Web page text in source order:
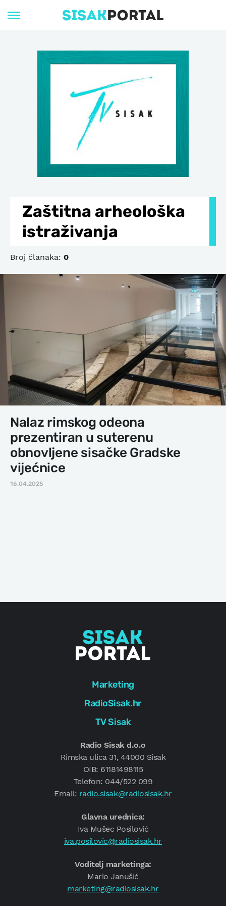
Zaštitna arheološka
istraživanja
Broj članaka: 0
Nalaz rimskog odeona
prezentiran u suterenu
obnovljene sisačke Gradske
vijećnice
16.04.2025
Marketing
RadioSisak.hr
TV Sisak
Radio Sisak d.o.o
Rimska ulica 31, 44000 Sisak
OIB: 61181498115
Telefon: 044/522 099
Email: radio.sisak@radiosisak.hr
Glavna urednica:
Iva Mušec Posilović
iva.posilovic@radiosisak.hr
Voditelj marketinga:
Mario Janušić
marketing@radiosisak.hr